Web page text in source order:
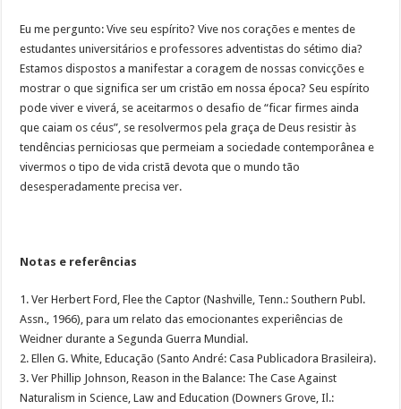
Eu me pergunto: Vive seu espírito? Vive nos corações e mentes de
estudantes universitários e professores adventistas do sétimo dia?
Estamos dispostos a manifestar a coragem de nossas convicções e
mostrar o que significa ser um cristão em nossa época? Seu espírito
pode viver e viverá, se aceitarmos o desafio de “ficar firmes ainda
que caiam os céus”, se resolvermos pela graça de Deus resistir às
tendências perniciosas que permeiam a sociedade contemporânea e
vivermos o tipo de vida cristã devota que o mundo tão
desesperadamente precisa ver.
Notas e referências
1. Ver Herbert Ford, Flee the Captor (Nashville, Tenn.: Southern Publ.
Assn., 1966), para um relato das emocionantes experiências de
Weidner durante a Segunda Guerra Mundial.
2. Ellen G. White, Educação (Santo André: Casa Publicadora Brasileira).
3. Ver Phillip Johnson, Reason in the Balance: The Case Against
Naturalism in Science, Law and Education (Downers Grove, Il.: